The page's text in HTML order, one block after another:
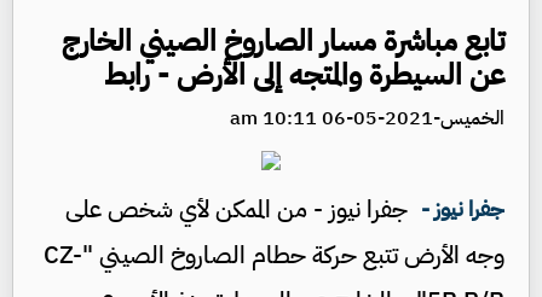
تابع مباشرة مسار الصاروخ الصيني الخارج
عن السيطرة والمتجه إلى الأرض - رابط
الخميس-2021-05-06 10:11 am
جفرا نيوز - جفرا نيوز - من الممكن لأي شخص على
وجه الأرض تتبع حركة حطام الصاروخ الصيني "CZ-